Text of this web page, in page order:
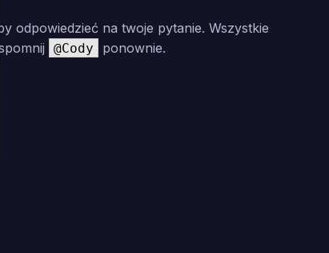
odpowiedzieć na twoje pytanie. Wszystkie
@Cody ponownie.